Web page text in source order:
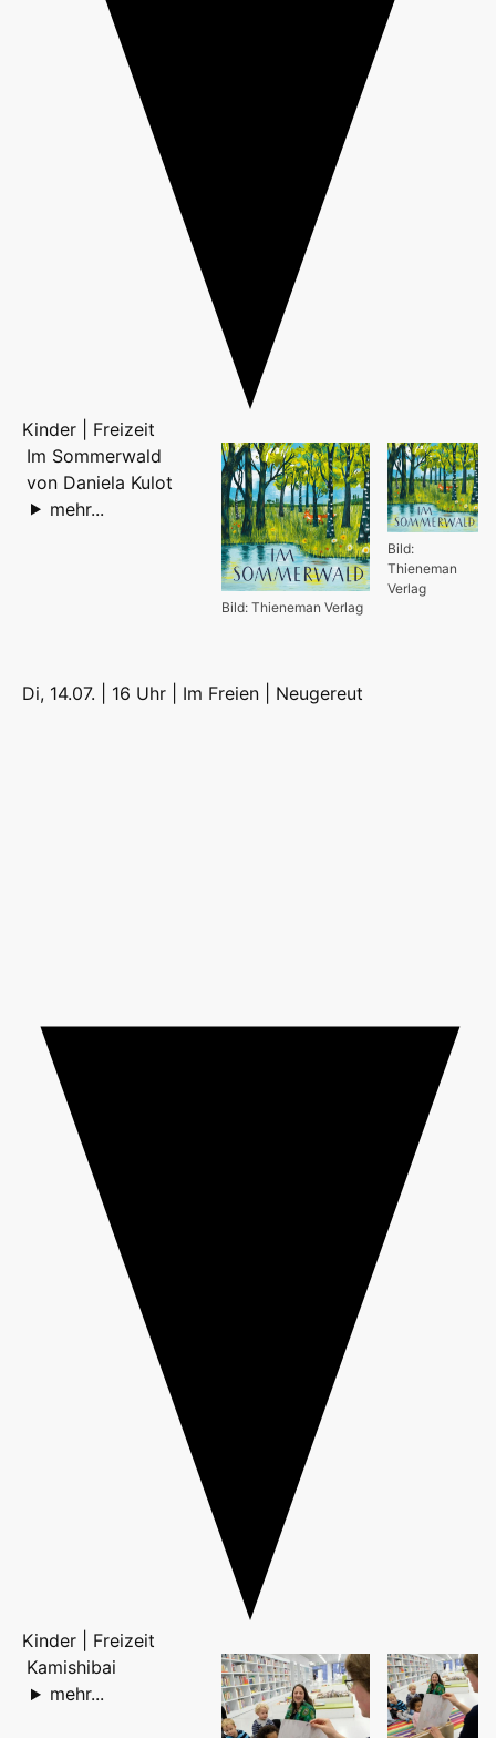
Kinder | Freizeit
Bild:
Thieneman
Verlag
Bild: Thieneman Verlag
Im Sommerwald
von Daniela Kulot
mehr...
Di, 14.07. | 16 Uhr | Im Freien | Neugereut
Kinder | Freizeit
Kamishibai
mehr...